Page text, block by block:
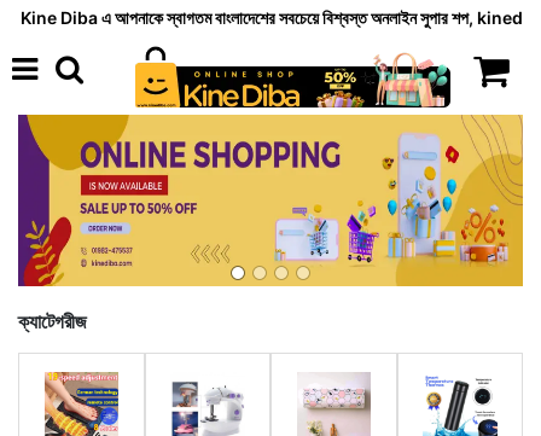
আপনাকে স্বাগতম বাংলাদেশের সবচেয়ে বিশ্বস্ত অনলাইন সুপার শপ, kinediba.com আপনার
ক্যাটেগরীজ